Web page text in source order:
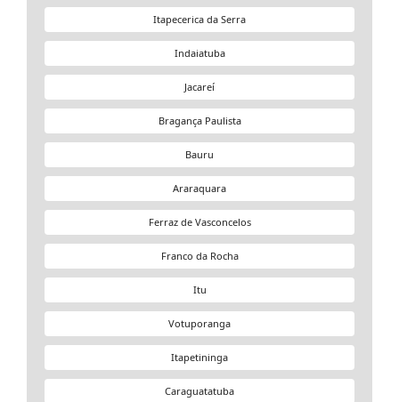
Itapecerica da Serra
Indaiatuba
Jacareí
Bragança Paulista
Bauru
Araraquara
Ferraz de Vasconcelos
Franco da Rocha
Itu
Votuporanga
Itapetininga
Caraguatatuba